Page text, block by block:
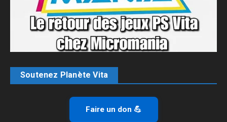
Soutenez Planète Vita
Faire un don 💪